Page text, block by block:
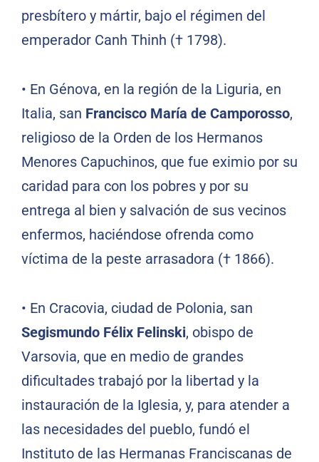
presbítero y mártir, bajo el régimen del
emperador Canh Thinh († 1798).
• En Génova, en la región de la Liguria, en
Italia, san Francisco María de Camporosso,
religioso de la Orden de los Hermanos
Menores Capuchinos, que fue eximio por su
caridad para con los pobres y por su
entrega al bien y salvación de sus vecinos
enfermos, haciéndose ofrenda como
víctima de la peste arrasadora († 1866).
• En Cracovia, ciudad de Polonia, san
Segismundo Félix Felinski, obispo de
Varsovia, que en medio de grandes
dificultades trabajó por la libertad y la
instauración de la Iglesia, y, para atender a
las necesidades del pueblo, fundó el
Instituto de las Hermanas Franciscanas de